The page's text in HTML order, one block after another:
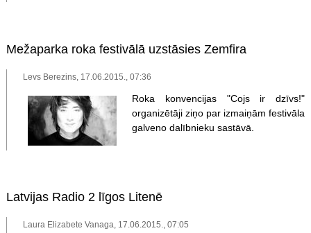
Mežaparka roka festivālā uzstāsies Zemfira
Levs Berezins, 17.06.2015., 07:36
Roka konvencijas "Cojs ir dzīvs!"
organizētāji ziņo par izmaiņām festivāla
galveno dalībnieku sastāvā.
Latvijas Radio 2 līgos Litenē
Laura Elizabete Vanaga, 17.06.2015., 07:05